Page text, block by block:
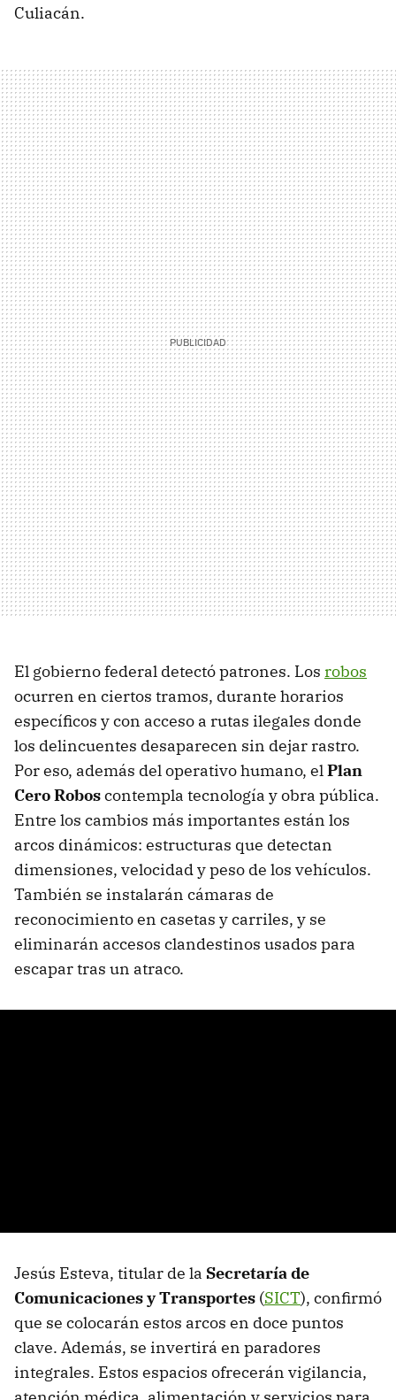
Culiacán.
El gobierno federal detectó patrones. Los robos
ocurren en ciertos tramos, durante horarios
específicos y con acceso a rutas ilegales donde
los delincuentes desaparecen sin dejar rastro.
Por eso, además del operativo humano, elPlan
Cero Roboscontempla tecnología y obra pública.
Entre los cambios más importantes están los
arcos dinámicos: estructuras que detectan
dimensiones, velocidad y peso de los vehículos.
También se instalarán cámaras de
reconocimiento en casetas y carriles, y se
eliminarán accesos clandestinos usados para
escapar tras un atraco.
Jesús Esteva, titular de la Secretaría de
Comunicaciones y Transportes (SICT), confirmó
que se colocarán estos arcos en doce puntos
clave. Además, se invertirá en paradores
integrales. Estos espacios ofrecerán vigilancia,